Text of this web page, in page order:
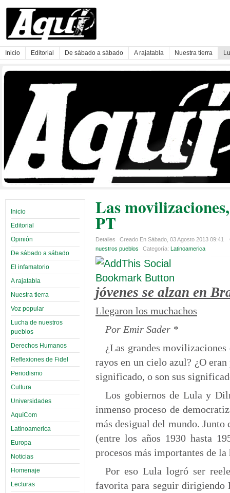
Inicio Editorial De sábado a sábado A rajatabla Nuestra tierra
Inicio
Editorial
Opinión
De sábado a sábado
El infamatorio
A rajatabla
Nuestra tierra
Voz popular
Lucha de nuestros
pueblos
Derechos Humanos
Reflexiones de Fidel
Periodismo
Cultura
Universidades
AquíCom
Latinoamerica
Europa
Noticias
Homenaje
Lecturas
Las
PT
Detalles Creado En Sábado, 03 Agosto 2013 09:41
nuestros pueblos
Categoría: Latinoamerica
jóvenes se alzan en
Llegaron los muchachos
Por Emir Sader *
¿Las grandes
rayos en un cielo azul? ¿O
significado, o son sus
Los gobiernos de Lula y
inmenso proceso de
más desigual del mundo.
(entre los años 1930 hasta
procesos más importantes de
Por eso Lula logró ser
favorita para seguir dirigiendo